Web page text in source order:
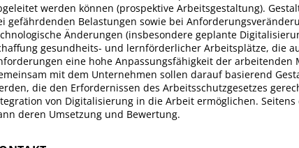
werden können (prospektive Arbeitsgestaltung).
gefährdenden Belastungen sowie bei
Änderungen (insbesondere geplante
gesundheits- und lernförderlicher Arbeitsplätze, die
eine hohe Anpassungsfähigkeit der arbeitenden
mit dem Unternehmen sollen darauf basierend
die den Erfordernissen des Arbeitsschutzgesetzes
von Digitalisierung in die Arbeit ermöglichen.
deren Umsetzung und Bewertung.